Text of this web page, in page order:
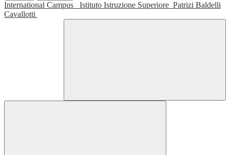
International Campus Istituto Istruzione Superiore Patrizi Baldelli
Cavallotti